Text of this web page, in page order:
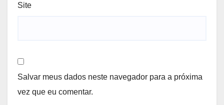
Site
Salvar meus dados neste navegador para a próxima
vez que eu comentar.